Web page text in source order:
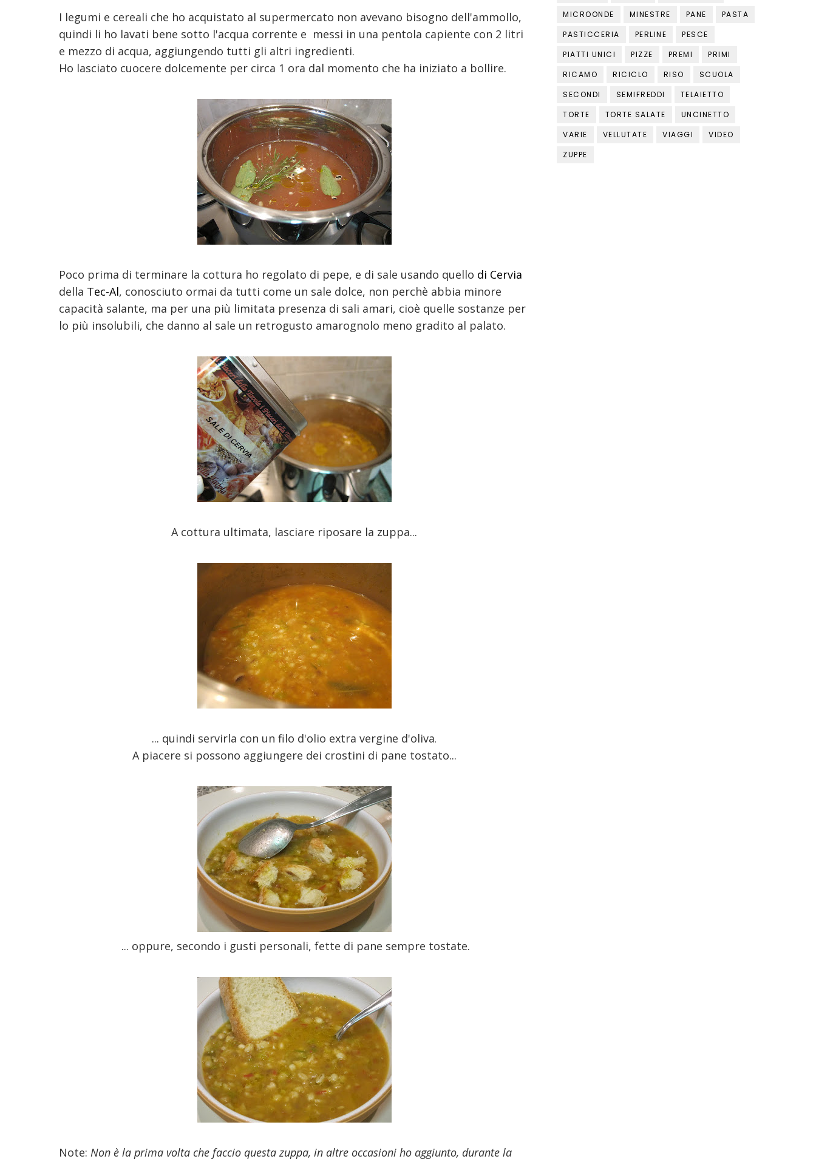
I legumi e cereali che ho acquistato al supermercato non avevano bisogno dell'ammollo,
quindi li ho lavati bene sotto l'acqua corrente e messi in una pentola capiente con 2 litri
e mezzo di acqua, aggiungendo tutti gli altri ingredienti.
Ho lasciato cuocere dolcemente per circa 1 ora dal momento che ha iniziato a bollire.
Poco prima di terminare la cottura ho regolato di pepe, e di sale usando quello di Cervia
della Tec-Al, conosciuto ormai da tutti come un sale dolce, non perchè abbia minore
capacità salante, ma per una più limitata presenza di sali amari, cioè quelle sostanze per
lo più insolubili, che danno al sale un retrogusto amarognolo meno gradito al palato.
A cottura ultimata, lasciare riposare la zuppa...
... quindi servirla con un filo d'olio extra vergine d'oliva.
A piacere si possono aggiungere dei crostini di pane tostato...
... oppure, secondo i gusti personali, fette di pane sempre tostate.
Note: Non è la prima volta che faccio questa zuppa, in altre occasioni ho aggiunto, durante la
MICROONDE
MINESTRE PANE
PASTA
PASTICCERIA
PERLINE
PESCE
PIATTI UNICI
PIZZE PREMI
PRIMI
RICAMO
RICICLO RISO
SCUOLA
SECONDI
SEMIFREDDI
TELAIETTO
TORTE
TORTE SALATE
UNCINETTO
VARIE
VELLUTATE VIAGGI
VIDEO
ZUPPE